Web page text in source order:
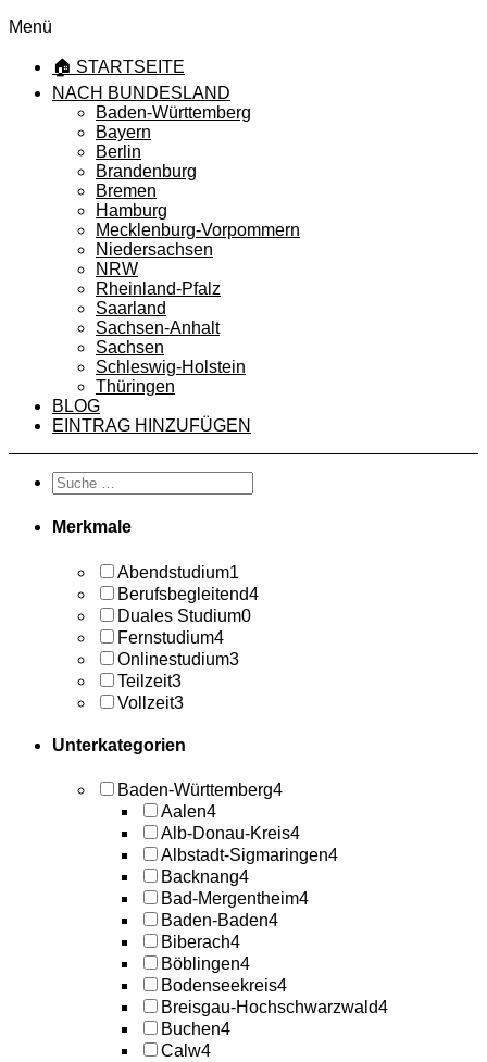
Menü
🏠 STARTSEITE
NACH BUNDESLAND
Baden-Württemberg
Bayern
Berlin
Brandenburg
Bremen
Hamburg
Mecklenburg-Vorpommern
Niedersachsen
NRW
Rheinland-Pfalz
Saarland
Sachsen-Anhalt
Sachsen
Schleswig-Holstein
Thüringen
BLOG
EINTRAG HINZUFÜGEN
Merkmale
Abendstudium1
Berufsbegleitend4
Duales Studium0
Fernstudium4
Onlinestudium3
Teilzeit3
Vollzeit3
Unterkategorien
Baden-Württemberg4
Aalen4
Alb-Donau-Kreis4
Albstadt-Sigmaringen4
Backnang4
Bad-Mergentheim4
Baden-Baden4
Biberach4
Böblingen4
Bodenseekreis4
Breisgau-Hochschwarzwald4
Buchen4
Calw4